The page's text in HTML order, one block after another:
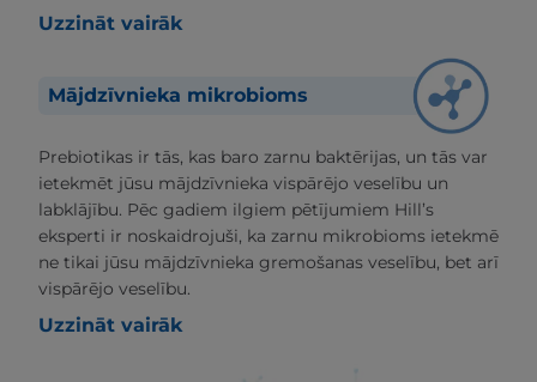
Uzzināt vairāk
Mājdzīvnieka mikrobioms
Prebiotikas ir tās, kas baro zarnu baktērijas, un tās var
ietekmēt jūsu mājdzīvnieka vispārējo veselību un
labklājību. Pēc gadiem ilgiem pētījumiem Hill’s
eksperti ir noskaidrojuši, ka zarnu mikrobioms ietekmē
ne tikai jūsu mājdzīvnieka gremošanas veselību, bet arī
vispārējo veselību.
Uzzināt vairāk